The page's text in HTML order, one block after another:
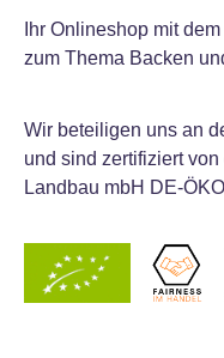
Ihr Onlineshop mit
zum Thema Backen
Wir beteiligen uns an
und sind zertifiziert
Landbau mbH DE-